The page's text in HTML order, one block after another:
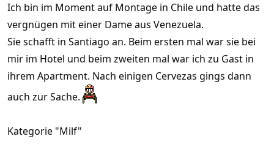
Ich bin im Moment auf Montage in Chile und hatte das
vergnügen mit einer Dame aus Venezuela.
Sie schafft in Santiago an. Beim ersten mal war sie bei
mir im Hotel und beim zweiten mal war ich zu Gast in
ihrem Apartment. Nach einigen Cervezas gings dann
auch zur Sache.
Kategorie "Milf"